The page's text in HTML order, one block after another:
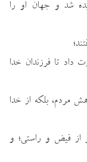
شد و جهان او را
داد تا فرزندان خدا
مردم، بلكه از خدا
از فيض و راستي؛ و